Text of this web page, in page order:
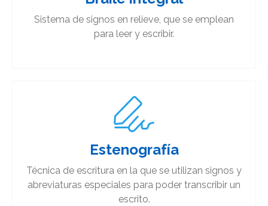
Sistema de signos en relieve, que se emplean
para leer y escribir.
Estenografía
Técnica de escritura en la que se utilizan signos y
abreviaturas especiales para poder transcribir un
escrito.